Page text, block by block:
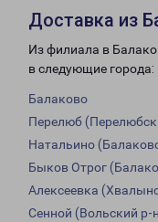
Доставка из
Из филиала в
в следующие города:
Балаково
Перелюб
Натальино
Быков Отрог
Алексеевка
Сенной (Вольский р-